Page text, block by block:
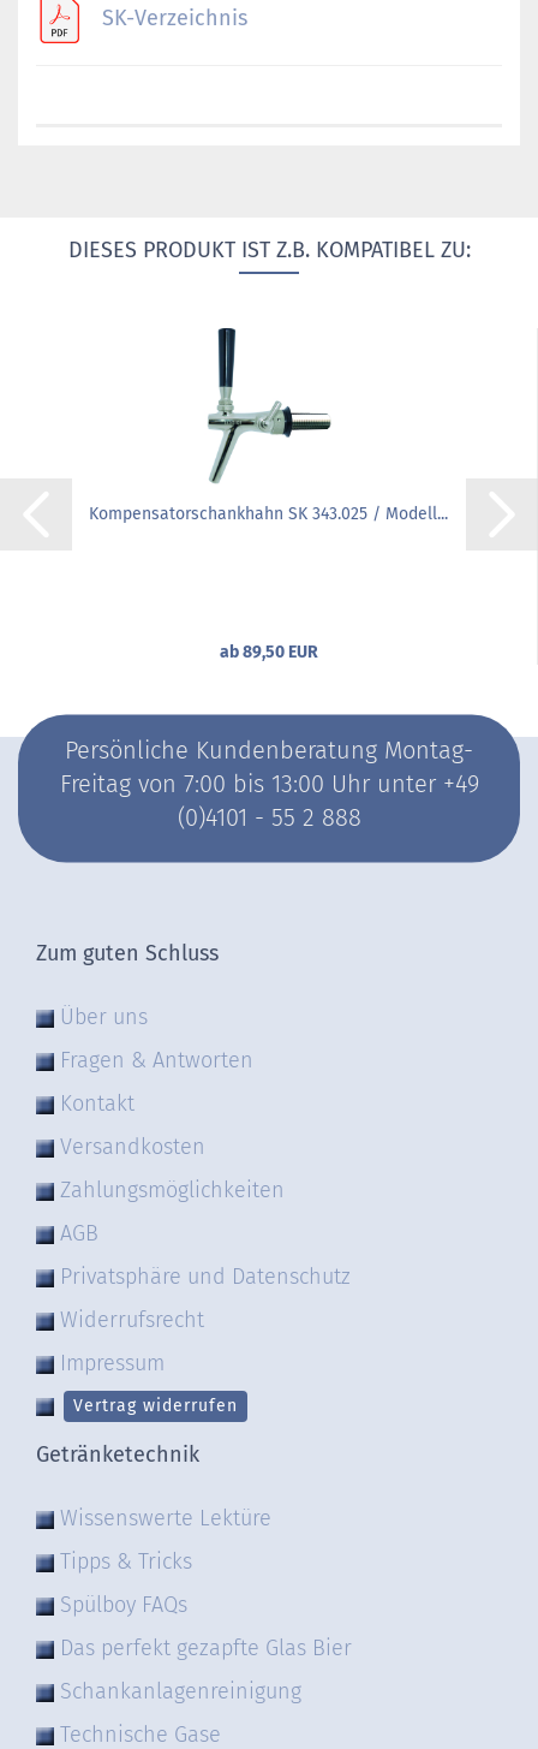
SK-Verzeichnis
DIESES PRODUKT IST Z.B. KOMPATIBEL ZU:
Kompensatorschankhahn SK 343.025 / Modell...
ab 89,50 EUR
Persönliche Kundenberatung Montag-
Freitag von 7:00 bis 13:00 Uhr unter +49
(0)4101 - 55 2 888
Zum guten Schluss
Über uns
Fragen & Antworten
Kontakt
Versandkosten
Zahlungsmöglichkeiten
AGB
Privatsphäre und Datenschutz
Widerrufsrecht
Impressum
Vertrag widerrufen
Getränketechnik
Wissenswerte Lektüre
Tipps & Tricks
Spülboy FAQs
Das perfekt gezapfte Glas Bier
Schankanlagenreinigung
Technische Gase